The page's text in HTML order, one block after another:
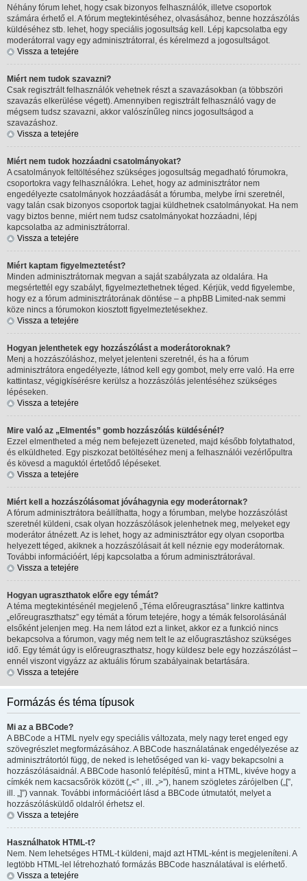
Néhány fórum lehet, hogy csak bizonyos felhasználók, illetve csoportok
számára érhető el. A fórum megtekintéséhez, olvasásához, benne hozzászólás
küldéséhez stb. lehet, hogy speciális jogosultság kell. Lépj kapcsolatba egy
moderátorral vagy egy adminisztrátorral, és kérelmezd a jogosultságot.
Vissza a tetejére
Miért nem tudok szavazni?
Csak regisztrált felhasználók vehetnek részt a szavazásokban (a többszöri
szavazás elkerülése végett). Amennyiben regisztrált felhasználó vagy de
mégsem tudsz szavazni, akkor valószínűleg nincs jogosultságod a
szavazáshoz.
Vissza a tetejére
Miért nem tudok hozzáadni csatolmányokat?
A csatolmányok feltöltéséhez szükséges jogosultság megadható fórumokra,
csoportokra vagy felhasználókra. Lehet, hogy az adminisztrátor nem
engedélyezte csatolmányok hozzáadását a fórumba, melybe írni szeretnél,
vagy talán csak bizonyos csoportok tagjai küldhetnek csatolmányokat. Ha nem
vagy biztos benne, miért nem tudsz csatolmányokat hozzáadni, lépj
kapcsolatba az adminisztrátorral.
Vissza a tetejére
Miért kaptam figyelmeztetést?
Minden adminisztrátornak megvan a saját szabályzata az oldalára. Ha
megsértettél egy szabályt, figyelmeztethetnek téged. Kérjük, vedd figyelembe,
hogy ez a fórum adminisztrátorának döntése – a phpBB Limited-nak semmi
köze nincs a fórumokon kiosztott figyelmeztetésekhez.
Vissza a tetejére
Hogyan jelenthetek egy hozzászólást a moderátoroknak?
Menj a hozzászóláshoz, melyet jelenteni szeretnél, és ha a fórum
adminisztrátora engedélyezte, látnod kell egy gombot, mely erre való. Ha erre
kattintasz, végigkísérésre kerülsz a hozzászólás jelentéséhez szükséges
lépéseken.
Vissza a tetejére
Mire való az „Elmentés” gomb hozzászólás küldésénél?
Ezzel elmentheted a még nem befejezett üzeneted, majd később folytathatod,
és elküldheted. Egy piszkozat betöltéséhez menj a felhasználói vezérlőpultra
és kövesd a maguktól értetődő lépéseket.
Vissza a tetejére
Miért kell a hozzászólásomat jóváhagynia egy moderátornak?
A fórum adminisztrátora beállíthatta, hogy a fórumban, melybe hozzászólást
szeretnél küldeni, csak olyan hozzászólások jelenhetnek meg, melyeket egy
moderátor átnézett. Az is lehet, hogy az adminisztrátor egy olyan csoportba
helyezett téged, akiknek a hozzászólásait át kell néznie egy moderátornak.
További információért, lépj kapcsolatba a fórum adminisztrátorával.
Vissza a tetejére
Hogyan ugraszthatok előre egy témát?
A téma megtekintésénél megjelenő „Téma előreugrasztása” linkre kattintva
„előreugraszthatsz” egy témát a fórum tetejére, hogy a témák felsorolásánál
elsőként jelenjen meg. Ha nem látod ezt a linket, akkor ez a funkció nincs
bekapcsolva a fórumon, vagy még nem telt le az előugrasztáshoz szükséges
idő. Egy témát úgy is előreugraszthatsz, hogy küldesz bele egy hozzászólást –
ennél viszont vigyázz az aktuális fórum szabályainak betartására.
Vissza a tetejére
Formázás és téma típusok
Mi az a BBCode?
A BBCode a HTML nyelv egy speciális változata, mely nagy teret enged egy
szövegrészlet megformázásához. A BBCode használatának engedélyezése az
adminisztrátortól függ, de neked is lehetőséged van ki- vagy bekapcsolni a
hozzászólásaidnál. A BBCode hasonló felépítésű, mint a HTML, kivéve hogy a
címkék nem kacsacsőrök között („<” , ill. „>”), hanem szögletes zárójelben („[”,
ill. „]”) vannak. További információért lásd a BBCode útmutatót, melyet a
hozzászólásküldő oldalról érhetsz el.
Vissza a tetejére
Használhatok HTML-t?
Nem. Nem lehetséges HTML-t küldeni, majd azt HTML-ként is megjeleníteni. A
legtöbb HTML-lel létrehozható formázás BBCode használatával is elérhető.
Vissza a tetejére